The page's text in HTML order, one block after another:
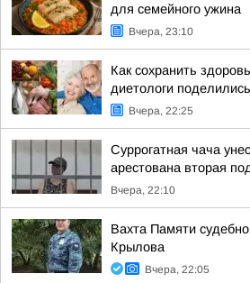
для семейного ужина
Вчера, 23:10
Как сохранить
диетологи
Вчера, 22:25
Суррогатная чача
арестована вторая
Вчера, 22:10
Вахта Памяти
Крылова
Вчера, 22:05